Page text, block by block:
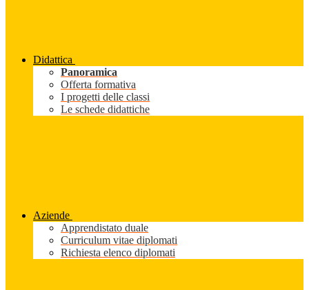
Didattica
Panoramica
Offerta formativa
I progetti delle classi
Le schede didattiche
Aziende
Apprendistato duale
Curriculum vitae diplomati
Richiesta elenco diplomati